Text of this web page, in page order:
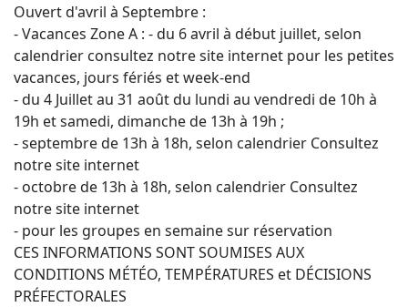
Ouvert d'avril à Septembre :
- Vacances Zone A : - du 6 avril à début juillet, selon
calendrier consultez notre site internet pour les petites
vacances, jours fériés et week-end
- du 4 Juillet au 31 août du lundi au vendredi de 10h à
19h et samedi, dimanche de 13h à 19h ;
- septembre de 13h à 18h, selon calendrier Consultez
notre site internet
- octobre de 13h à 18h, selon calendrier Consultez
notre site internet
- pour les groupes en semaine sur réservation
CES INFORMATIONS SONT SOUMISES AUX
CONDITIONS MÉTÉO, TEMPÉRATURES et DÉCISIONS
PRÉFECTORALES